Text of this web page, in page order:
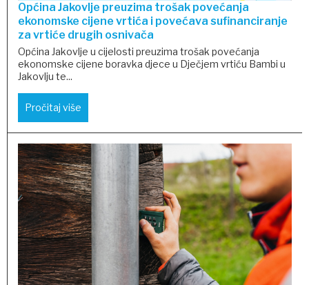
Općina Jakovlje preuzima trošak povećanja
ekonomske cijene vrtića i povećava sufinanciranje
za vrtiće drugih osnivača
Općina Jakovlje u cijelosti preuzima trošak povećanja
ekonomske cijene boravka djece u Dječjem vrtiću Bambi u
Jakovlju te...
Pročitaj više